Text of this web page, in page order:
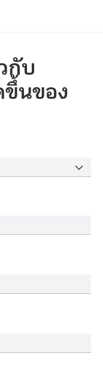
กับ
ขึ้นของ